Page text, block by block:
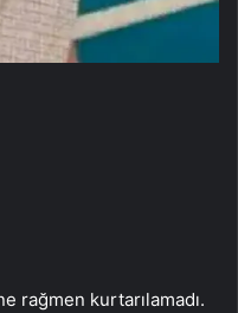
rağmen kurtarılamadı.